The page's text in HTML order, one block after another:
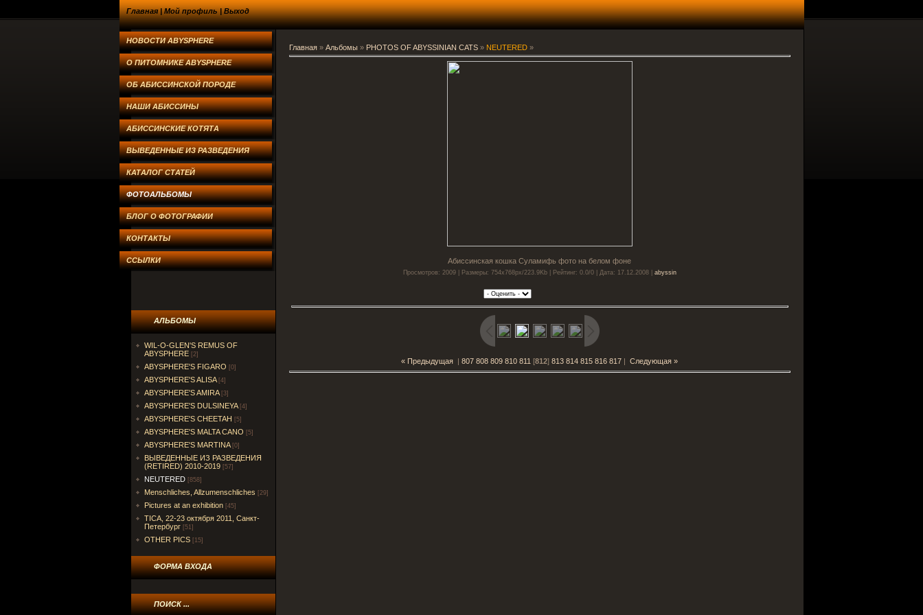
Главная|Мой профиль|Выход
НОВОСТИ ABYSPHERE
О ПИТОМНИКЕ ABYSPHERE
ОБ АБИССИНСКОЙ ПОРОДЕ
НАШИ АБИССИНЫ
АБИССИНСКИЕ КОТЯТА
ВЫВЕДЕННЫЕ ИЗ РАЗВЕДЕНИЯ
КАТАЛОГ СТАТЕЙ
ФОТОАЛЬБОМЫ
БЛОГ О ФОТОГРАФИИ
КОНТАКТЫ
ССЫЛКИ
АЛЬБОМЫ
WIL-O-GLEN'S REMUS OF
ABYSPHERE [2]
ABYSPHERE'S FIGARO [0]
ABYSPHERE'S ALISA [4]
ABYSPHERE'S AMIRA [3]
ABYSPHERE'S DULSINEYA [4]
ABYSPHERE'S CHEETAH [5]
ABYSPHERE'S MALTA CANO [5]
ABYSPHERE'S MARTINA [0]
ВЫВЕДЕННЫЕ ИЗ РАЗВЕДЕНИЯ
(RETIRED) 2010-2019 [57]
NEUTERED [858]
Menschliches, Allzumenschliches [29]
Pictures at an exhibition [45]
TICA, 22-23 октября 2011, Санкт-
Петербург [51]
OTHER PICS [15]
ФОРМА ВХОДА
ПОИСК ...
Главная» Альбомы» PHOTOS OF ABYSSINIAN CATS» NEUTERED»
Абиссинская кошка Суламифь фото на белом фоне
Просмотров: 2009 | Размеры: 754x768px/223.9Kb | Рейтинг: 0.0/0 | Дата: 17.12.2008 | abyssin
« Предыдущая | 807 808 809 810 811 [812] 813 814 815 816 817 | Следующая »